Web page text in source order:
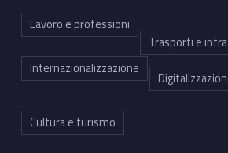
Lavoro e professioni
Trasporti e
Internazionalizzazione
Cultura e turismo